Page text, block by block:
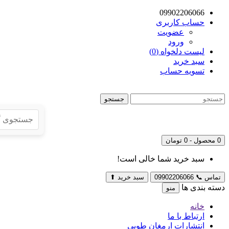
09902206066
حساب کاربری
عضویت
ورود
لیست دلخواه (0)
سبد خرید
تسویه حساب
جستجو
0 محصول - 0 تومان
سبد خرید شما خالی است!
تماس 📞
09902206066 سبد خرید ⬆
دسته بندی ها منو
خانه
ارتباط با ما
انتشارات ارمغان طوبی